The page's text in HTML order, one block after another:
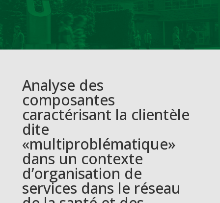
Analyse des
composantes
caractérisant la clientèle
dite
«multiproblématique»
dans un contexte
d’organisation de
services dans le réseau